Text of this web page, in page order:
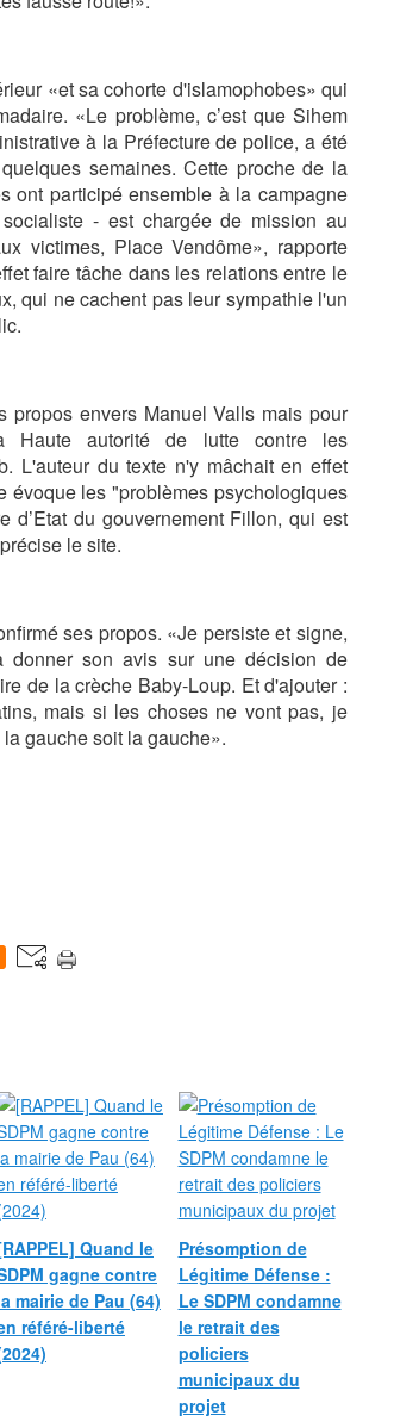
«et sa cohorte d'islamophobes» qui
«Le problème, c’est que Sihem
à la Préfecture de police, a été
semaines. Cette proche de la
ont participé ensemble à la campagne
- est chargée de mission au
victimes, Place Vendôme», rapporte
faire tâche dans les relations entre le
qui ne cachent pas leur sympathie l'un
propos envers Manuel Valls mais pour
Haute autorité de lutte contre les
L'auteur du texte n'y mâchait en effet
évoque les "problèmes psychologiques
d’Etat du gouvernement Fillon, qui est
le site.
ses propos. «Je persiste et signe,
donner son avis sur une décision de
de la crèche Baby-Loup. Et d'ajouter :
mais si les choses ne vont pas, je
gauche soit la gauche».
Quand le
gagne contre
mairie de Pau (64)
référé-liberté
Présomption de
Légitime Défense :
Le SDPM condamne
le retrait des
policiers
municipaux du
projet